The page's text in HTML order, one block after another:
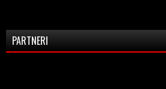
PARTNERI